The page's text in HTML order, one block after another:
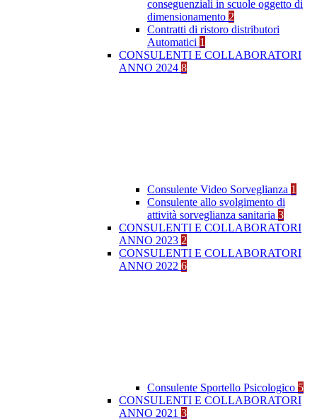
conseguenziali in scuole oggetto di
dimensionamento 2
Contratti di ristoro distributori
Automatici 1
CONSULENTI E COLLABORATORI
ANNO 2024 8
Consulente Video Sorveglianza 1
Consulente allo svolgimento di
attività sorveglianza sanitaria 3
CONSULENTI E COLLABORATORI
ANNO 2023 2
CONSULENTI E COLLABORATORI
ANNO 2022 6
Consulente Sportello Psicologico 5
CONSULENTI E COLLABORATORI
ANNO 2021 3